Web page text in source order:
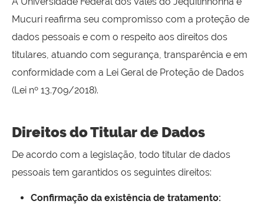
Mucuri reafirma seu compromisso com a proteção de
dados pessoais e com o respeito aos direitos dos
titulares, atuando com segurança, transparência e em
conformidade com a Lei Geral de Proteção de Dados
(Lei nº 13.709/2018).
Direitos do Titular de Dados
De acordo com a legislação, todo titular de dados
pessoais tem garantidos os seguintes direitos:
Confirmação da existência de tratamento: